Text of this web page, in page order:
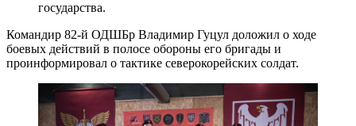
государства.
Командир 82-й ОДШБр Владимир Гуцул доложил о ходе
боевых действий в полосе обороны его бригады и
проинформировал о тактике северокорейских солдат.